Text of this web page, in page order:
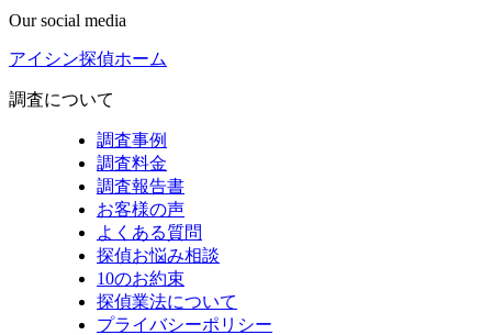
Our social media
アイシン探偵ホーム
調査について
調査事例
調査料金
調査報告書
お客様の声
よくある質問
探偵お悩み相談
10のお約束
探偵業法について
プライバシーポリシー